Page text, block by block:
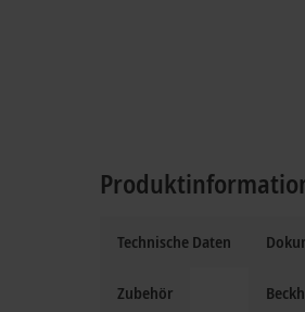
Technische Daten
Zubehör